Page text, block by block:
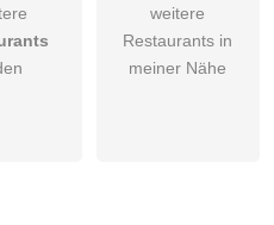
zur Kenntnis genommen.
weitere
Restaurants in
meiner Nähe